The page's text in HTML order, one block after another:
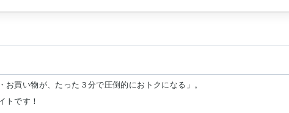
買い物が、たった３分で圧倒的におトクになる」。
トです！